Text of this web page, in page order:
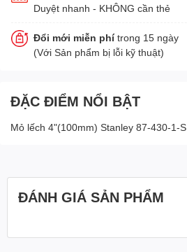
Duyệt nhanh - KHÔNG cần thẻ
Đổi mới miễn phítrong 15 ngày
(Với Sản phẩm bị lỗi kỹ thuật)
ĐẶC ĐIỂM NỔI BẬT
Mỏ lếch 4"(100mm) Stanley 87-430-1-S
ĐÁNH GIÁ SẢN PHẨM